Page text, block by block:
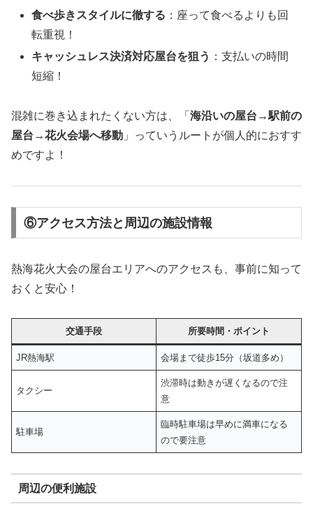
食べ歩きスタイルに徹する ：座って食べるよりも回
転重視！
キャッシュレス決済対応屋台を狙う ：支払いの時間
短縮！
混雑に巻き込まれたくない方は、「 海沿いの屋台→駅前の
屋台→花火会場へ移動 」っていうルートが個人的におすす
めですよ！
⑥アクセス方法と周辺の施設情報
熱海花火大会の屋台エリアへのアクセスも、事前に知って
おくと安心！
交通手段 所要時間・ポイント
JR熱海駅 会場まで徒歩15分（坂道多め）
タクシー
渋滞時は動きが遅くなるので注
意
駐車場
臨時駐車場は早めに満車になる
ので要注意
周辺の便利施設